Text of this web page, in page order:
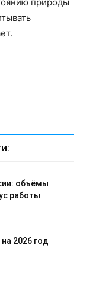
объёмы
работы
2026 год